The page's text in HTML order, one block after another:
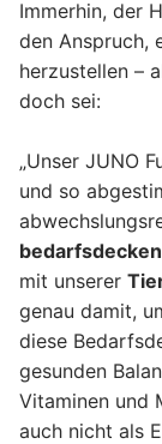
Immerhin, der
den Anspruch,
herzustellen –
doch sei:
„Unser JUNO
und so
mit unserer
genau damit,
diese
gesunden
Vitaminen und
auch nicht als